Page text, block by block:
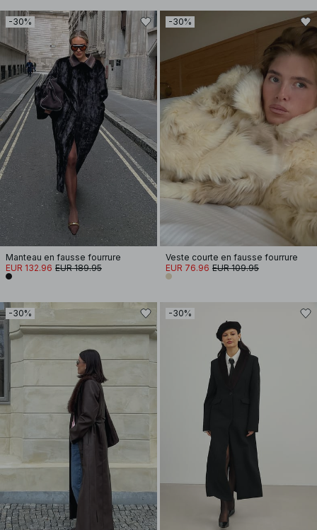
-30%
Manteau en fausse fourrure
EUR 132.96 EUR 189.95
-30%
Veste courte en fausse fourrure
EUR 76.96 EUR 109.95
-30% -30%